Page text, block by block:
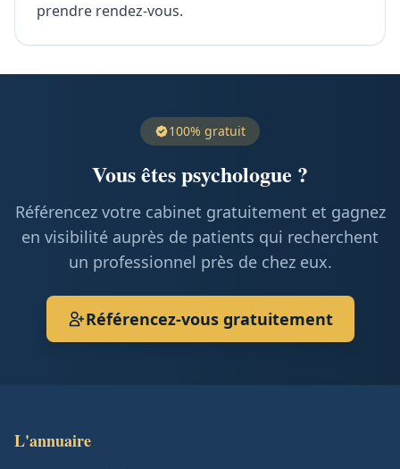
prendre rendez-vous.
100% gratuit
Vous êtes psychologue ?
Référencez votre cabinet gratuitement et gagnez
en visibilité auprès de patients qui recherchent
un professionnel près de chez eux.
Référencez-vous gratuitement
L'annuaire